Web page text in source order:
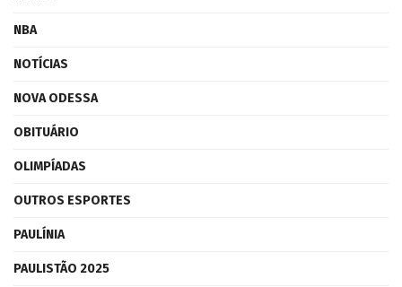
NBA
NOTÍCIAS
NOVA ODESSA
OBITUÁRIO
OLIMPÍADAS
OUTROS ESPORTES
PAULÍNIA
PAULISTÃO 2025